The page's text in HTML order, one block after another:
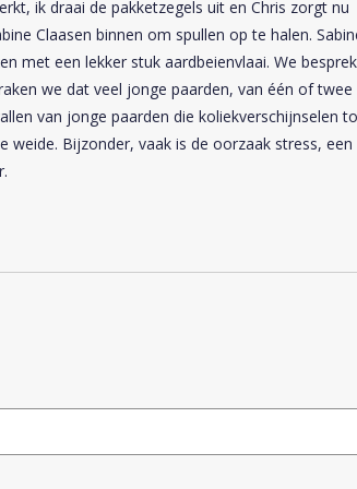
ik draai de pakketzegels uit en Chris zorgt nu
Claasen binnen om spullen op te halen.
met een lekker stuk aardbeienvlaai. We
we dat veel jonge paarden, van één of twee
van jonge paarden die koliekverschijnselen
Bijzonder, vaak is de oorzaak stress, een